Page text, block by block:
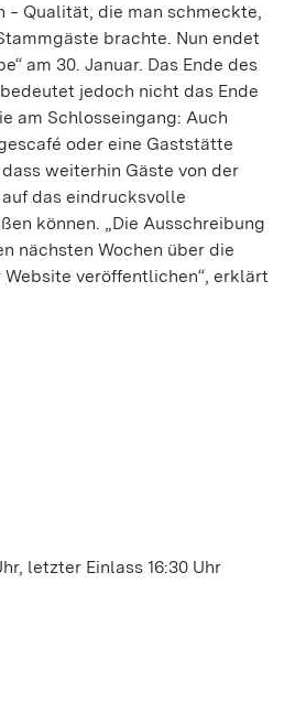
‒ Qualität, die man schmeckte,
brachte. Nun endet
am 30. Januar. Das Ende des
jedoch nicht das Ende
am Schlosseingang: Auch
oder eine Gaststätte
weiterhin Gäste von der
das eindrucksvolle
können. „Die Ausschreibung
nächsten Wochen über die
Website veröffentlichen“, erklärt
letzter Einlass 16:30 Uhr